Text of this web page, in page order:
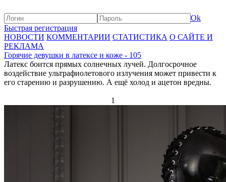
Ok
Быстрая регистрация
НОВОСТИ КОММЕНТАРИИ СТАТИСТИКА О САЙТЕ И
РЕКЛАМА
Горячие девушки в латексе и коже - 105
Латекс боится прямых солнечных лучей. Долгосрочное
воздействие ультрафиолетового излучения может привести к
его старению и разрушению. А ещё холод и ацетон вредны.
1